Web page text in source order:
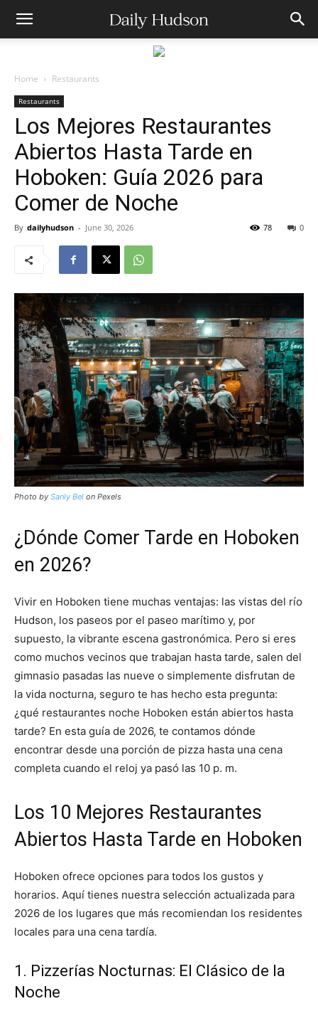
Home Restaurants
Restaurants
Los Mejores Restaurantes
Abiertos Hasta Tarde en
Hoboken: Guía 2026 para
Comer de Noche
By dailyhudson - June 30, 2026 0
78
Photo by Sanly Bel on Pexels
¿Dónde Comer Tarde en Hoboken
en 2026?
Vivir en Hoboken tiene muchas ventajas: las vistas del río
Hudson, los paseos por el paseo marítimo y, por
supuesto, la vibrante escena gastronómica. Pero si eres
como muchos vecinos que trabajan hasta tarde, salen del
gimnasio pasadas las nueve o simplemente disfrutan de
la vida nocturna, seguro te has hecho esta pregunta:
¿qué restaurantes noche Hoboken están abiertos hasta
tarde? En esta guía de 2026, te contamos dónde
encontrar desde una porción de pizza hasta una cena
completa cuando el reloj ya pasó las 10 p. m.
Los 10 Mejores Restaurantes
Abiertos Hasta Tarde en Hoboken
Hoboken ofrece opciones para todos los gustos y
horarios. Aquí tienes nuestra selección actualizada para
2026 de los lugares que más recomiendan los residentes
locales para una cena tardía.
1. Pizzerías Nocturnas: El Clásico de la
Noche